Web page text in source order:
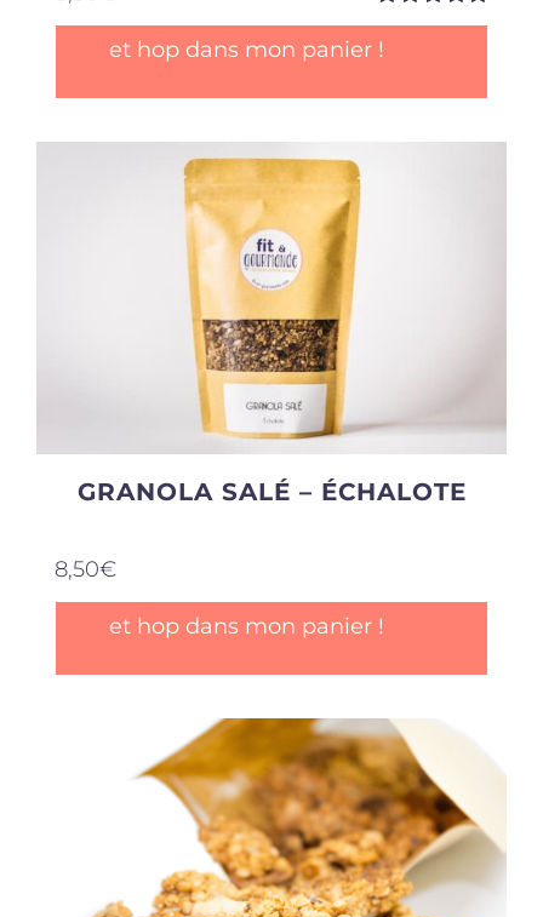
Note5.00sur
et hop dans mon panier !
GRANOLA SALÉ – ÉCHALOTE
8,50€
et hop dans mon panier !